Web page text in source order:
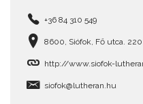
+36 84 310 549
8600, Siófok, Fő utca.
http://www.siofok-
siofok@lutheran.hu